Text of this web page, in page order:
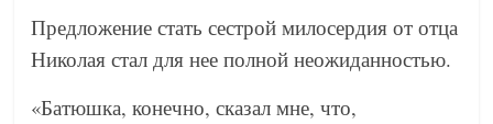
Предложение стать сестрой милосердия от отца
Николая стал для нее полной неожиданностью.
«Батюшка, конечно, сказал мне, что,